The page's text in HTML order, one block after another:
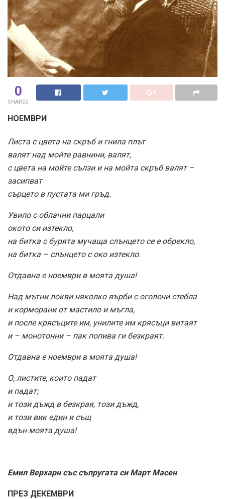
0
SHARES
НОЕМВРИ
Листа с цвета на скръб и гнила плът
валят над мойте равнини, валят,
с цвета на мойте сълзи и на мойта скръб валят –
засипват
сърцето в пустата ми гръд.
Увило с облачни парцали
окото си изтекло,
на битка с бурята мучаща слънцето се е обрекло,
на битка – слънцето с око изтекло.
Отдавна е ноември в моята душа!
Над мътни локви няколко върби с оголени стебла
и корморани от мастило и мъгла,
и после крясъците им, унилите им крясъци витаят
и – монотонни – пак попива ги безкраят.
Отдавна е ноември в моята душа!
О, листите, които падат
и падат;
и този дъжд в безкрая, този дъжд,
и този вик един и същ
вдън моята душа!
Емил Верхарн със съпругата си Март Масен
ПРЕЗ ДЕКЕМВРИ